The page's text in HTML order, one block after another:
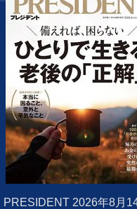
PRESIDENT 2026年8月